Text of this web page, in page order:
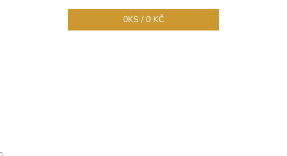
0KS / 0 KČ